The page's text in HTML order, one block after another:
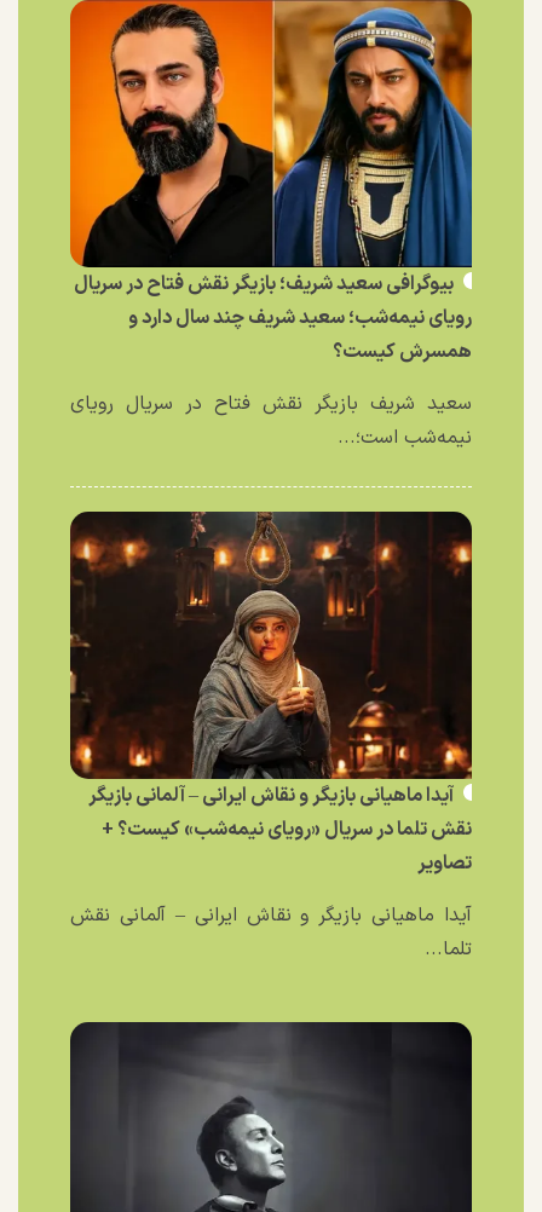
بیوگرافی سعید شریف؛ بازیگر نقش فتاح در سریال
رویای نیمه‌شب؛ سعید شریف چند سال دارد و
همسرش کیست؟
سعید شریف بازیگر نقش فتاح در سریال رویای
نیمه‌شب است؛...
آیدا ماهیانی بازیگر و نقاش ایرانی – آلمانی بازیگر
نقش تلما در سریال «رویای نیمه‌شب» کیست؟ +
تصاویر
آیدا ماهیانی بازیگر و نقاش ایرانی – آلمانی نقش
تلما...